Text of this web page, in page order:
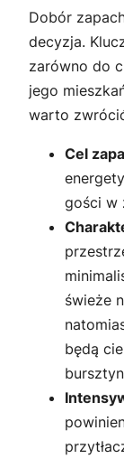
Dobór
decyzja.
zarówno do
jego
warto
Cel
gości w
świeże
będą